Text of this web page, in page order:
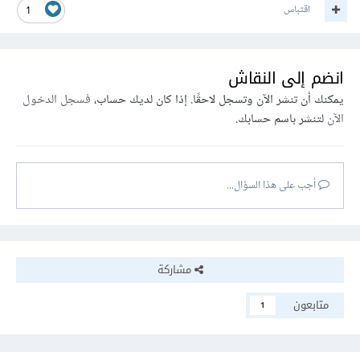
1 اقتباس
انضم إلى النقاش
يمكنك أن تنشر الآن وتسجل لاحقًا. إذا كان لديك حساب،فسجل الدخول
الآنلتنشر باسم حسابك.
أجب على هذا السؤال...
مشاركة
متابعون
1